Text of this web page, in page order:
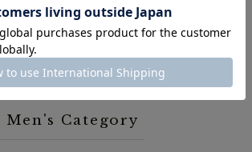
メンズ人気ランキング一覧
Men's Category